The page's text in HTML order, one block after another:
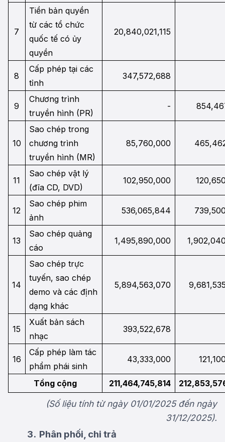
7
Tiền bản quyền
từ các tổ chức
quốc tế có ủy
quyền
20,840,021,115
8
Cấp phép tại các
tỉnh
347,572,688
9
Chương trình
truyền hình (PR)
-
10
Sao chép trong
chương trình
truyền hình (MR)
85,760,000
11
Sao chép vật lý
(đĩa CD, DVD)
102,950,000
12
Sao chép phim
ảnh
536,065,844
13
Sao chép quảng
cáo
1,495,890,000
14
Sao chép trực
tuyến, sao chép
demo và các định
dạng khác
5,894,563,070
15
Xuất bản sách
nhạc
393,522,678
16
Cấp phép làm tác
phẩm phái sinh
43,333,000
Tổng cộng 211,464,745,814
(Số liệu tính từ ngày 01/01/2025 đến ngày
31/12/2025).
3. Phân phối, chi trả